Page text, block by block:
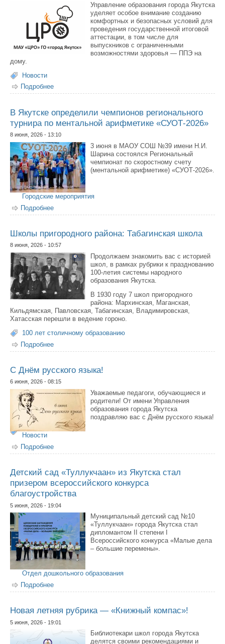
Управление образования города Якутска
уделяет особое внимание созданию
комфортных и безопасных условий для
проведения государственной итоговой
аттестации, в том числе для
выпускников с ограниченными
возможностями здоровья — ППЭ на
дому.
Новости
Подробнее
резервное энергоснабжение для экзамена на дому
В Якутске определили чемпионов регионального
турнира по ментальной арифметике «СУОТ-2026»
8 июня, 2026 - 13:10
3 июня в МАОУ СОШ №39 имени Н.И.
Шарина состоялся Региональный
чемпионат по скоростному счету
(ментальной арифметике) «СУОТ-2026».
Городские мероприятия
Подробнее
турнира по ментальной арифметике «СУОТ-2026»
Школы пригородного района: Табагинская школа
8 июня, 2026 - 10:57
Продолжаем знакомить вас с историей
школ, в рамках рубрики к празднованию
100-летия системы народного
образования Якутска.
В 1930 году 7 школ пригородного
района: Мархинская, Маганская,
Кильдямская, Павловская, Табагинская, Владимировская,
Хатасская перешли в ведение гороно.
100 лет столичному образованию
Подробнее
С Днём русского языка!
6 июня, 2026 - 08:15
Уважаемые педагоги, обучающиеся и
родители! От имени Управления
образования города Якутска
поздравляю вас с Днём русского языка!
Новости
Подробнее
Детский сад «Туллукчаан» из Якутска стал
призером всероссийского конкурса
благоустройства
5 июня, 2026 - 19:04
Муниципальный детский сад №10
«Туллукчаан» города Якутска стал
дипломантом II степени I
Всероссийского конкурса «Малые дела
– большие перемены».
Отдел дошкольного образования
Подробнее
всероссийского конкурса благоустройства
Новая летняя рубрика — «Книжный компас»!
5 июня, 2026 - 19:01
Библиотекари школ города Якутска
делятся своими рекомендациями и